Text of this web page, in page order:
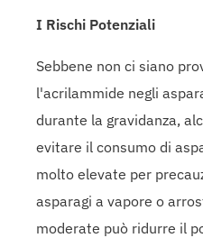
I Rischi Potenziali
Sebbene non ci siano
l'acrilammide negli
durante la gravidanza,
evitare il consumo di
molto elevate per
asparagi a vapore o
moderate può ridurre il